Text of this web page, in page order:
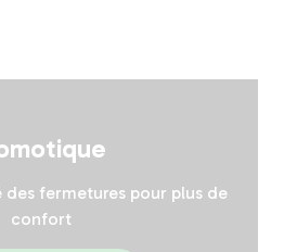
fermetures pour plus de
confort